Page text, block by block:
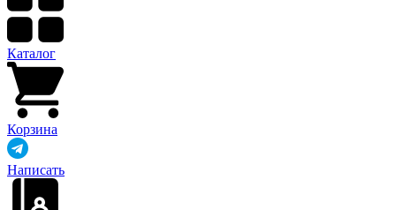
Каталог
Корзина
Написать